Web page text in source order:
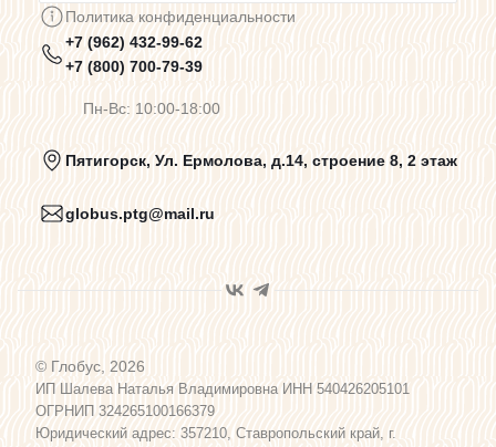
Предупреждения о цветопередаче
Политика конфиденциальности
Пользовательское соглашение
Программа лояльности
Политика конфиденциальности
+7 (962) 432-99-62
+7 (800) 700-79-39
Пн-Вс: 10:00-18:00
Пятигорск, Ул. Ермолова, д.14, строение 8, 2 этаж
globus.ptg@mail.ru
© Глобус, 2026
ИП Шалева Наталья Владимировна ИНН 540426205101
ОГРНИП 324265100166379
Юридический адрес: 357210, Ставропольский край, г.